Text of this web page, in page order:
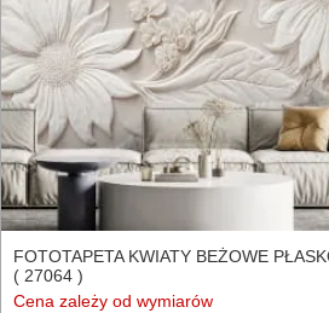
FOTOTAPETA KWIATY BEŻOWE
( 27064 )
Cena zależy od wymiarów